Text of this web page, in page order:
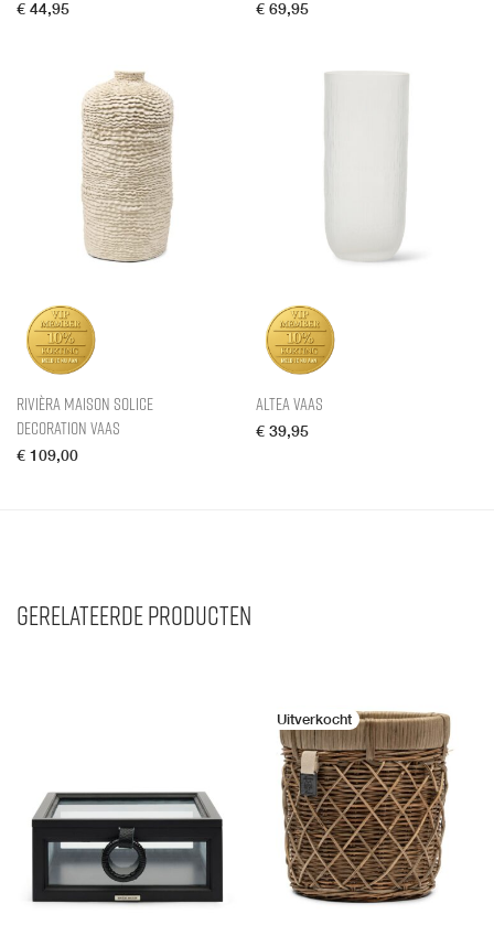
€ 44,95 € 69,95
Rivièra Maison Solice
Decoration Vaas
€ 109,00
Altea Vaas
€ 39,95
Gerelateerde producten